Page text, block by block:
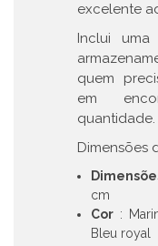
excelente
Inclui
quem
em
quantidade.
Dimensões
cm
Cor :
Bleu royal